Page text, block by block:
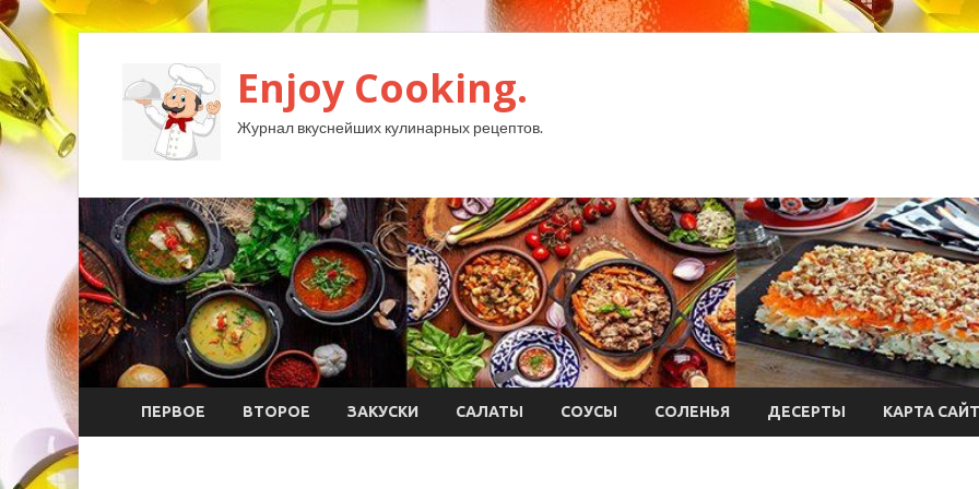
Enjoy Cooking.
Журнал вкуснейших кулинарных рецептов.
ПЕРВОЕ ВТОРОЕ ЗАКУСКИ САЛАТЫ СОУСЫ СОЛЕНЬЯ ДЕСЕРТЫ КАРТА